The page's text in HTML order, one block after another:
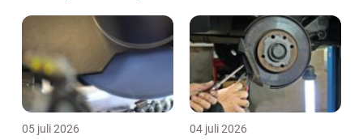
05 juli 2026 04 juli 2026